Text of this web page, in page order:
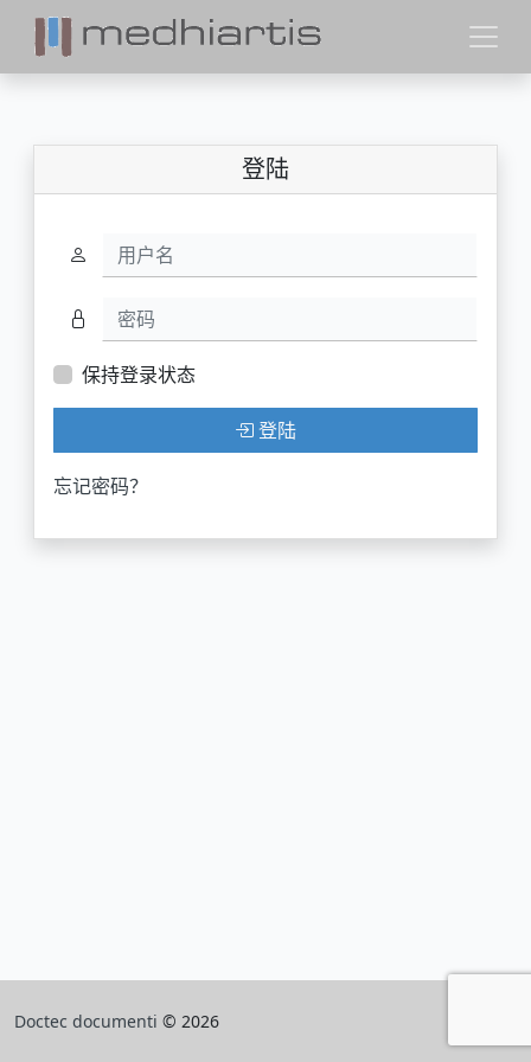
登陆
用户名
密码
保持登录状态
登陆
忘记密码？
Doctec documenti © 2026